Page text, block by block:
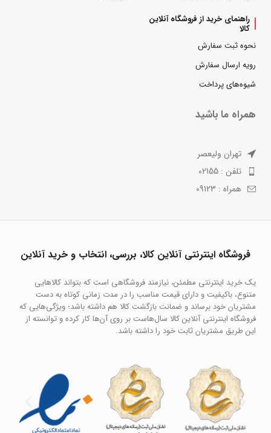
راهنمای خرید از فروشگاه آنلاین
کالا
نحوه ثبت سفارش
رویه ارسال سفارش
شیوه‌های پرداخت
همراه ما باشید
تهران ولیعصر
تلفن : 02155
همراه : 09123
فروشگاه اینترنتی آنلاین کالا، بررسی، انتخاب و خرید آنلاین
یک خرید اینترنتی مطمئن، نیازمند فروشگاهی است که بتواند کالاهایی
متنوع، باکیفیت و دارای قیمت مناسب را در مدت زمانی کوتاه به دست
مشتریان خود برساند و ضمانت بازگشت کالا هم داشته باشد؛ ویژگی‌هایی که
فروشگاه اینترنتی آنلاین کالا سال‌هاست بر روی آن‌ها کار کرده و توانسته از
این طریق مشتریان ثابت خود را داشته باشد.